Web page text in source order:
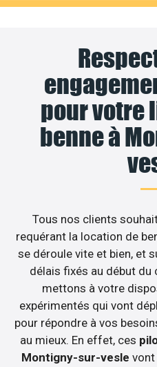
pour votre
benne à
Tous nos clients
requérant la location de
se déroule vite et bien, et
délais fixés au début du
mettons à votre
expérimentés qui vont
pour répondre à vos
au mieux. En effet, ces
Montigny-sur-vesle vont